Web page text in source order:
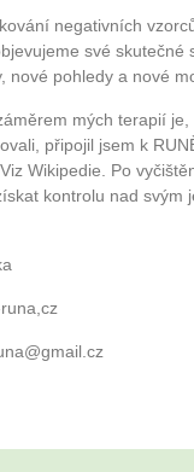
negativních
své
nové pohledy a nové
mých terapií
připojil jsem k
Wikipedie. Po
kontrolu nad svým